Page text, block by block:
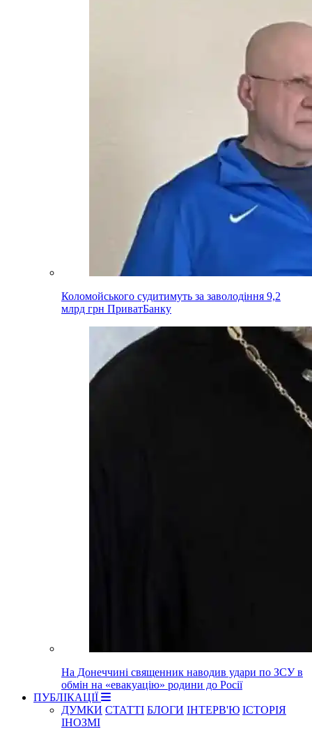
Коломойського судитимуть за заволодіння 9,2
млрд грн ПриватБанку
На Донеччині священник наводив удари по ЗСУ в
обмін на «евакуацію» родини до Росії
ПУБЛІКАЦІЇ
ДУМКИ СТАТТІ БЛОГИ ІНТЕРВ'Ю ІСТОРІЯ
ІНОЗМІ